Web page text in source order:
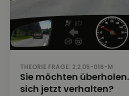
THEORIE FRAGE: 2.2.05-016-M
Sie möchten
sich jetzt verhalten?